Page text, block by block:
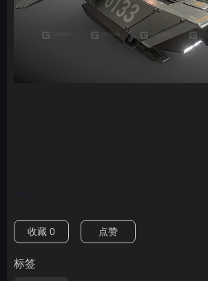
收藏 0 点赞
标签